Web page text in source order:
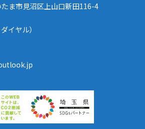
ま市見沼区上山口新田116-4
イヤル）